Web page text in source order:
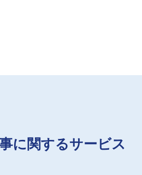
に関するサービス